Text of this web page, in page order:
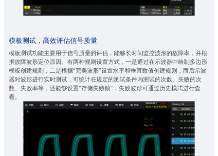
模板测试，高效评估信号质量
模板测试功能主要用于信号质量的评估，能够长时间监控波形的故障率，并根
据故障波形定位原因。有两种规则设置方式，一是通过在示波器中绘制多边形
模板创建规则，二是根据“完美波形”设置水平和垂直数值创建规则，而后示波
器对波形进行实时测试，可统计在规定的测试条件内测试的次数、失败的次
数、失败率等，还能够设置“存储失败帧”，失败波形可通过历史模式进行查
看。